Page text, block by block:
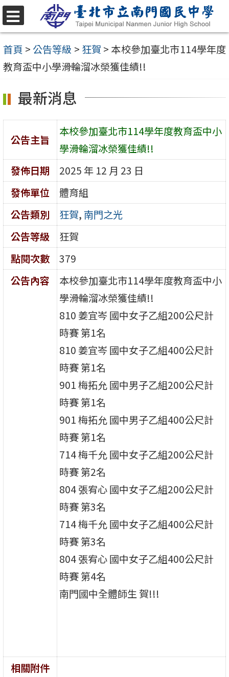
跳
至
主
要
容
選
單
首頁 > 公告等級 > 狂賀 > 本校參加臺北市114學年度
教育盃中小學滑輪溜冰榮獲佳績!!
最新消息
公告主旨
本校參加臺北市114學年度教育盃中小
學滑輪溜冰榮獲佳績!!
發佈日期
2025 年 12 月 23 日
發佈單位
體育組
公告類別
狂賀,南門之光
公告等級
狂賀
點閱次數
379
公告內容
本校參加臺北市114學年度教育盃中小
學滑輪溜冰榮獲佳績!!
810 姜宜岑 國中女子乙組200公尺計
時賽 第1名
810 姜宜岑 國中女子乙組400公尺計
時賽 第1名
901 梅拓允 國中男子乙組200公尺計
時賽 第1名
901 梅拓允 國中男子乙組400公尺計
時賽 第1名
714 梅千允 國中女子乙組200公尺計
時賽 第2名
804 張宥心 國中女子乙組200公尺計
時賽 第3名
714 梅千允 國中女子乙組400公尺計
時賽 第3名
804 張宥心 國中女子乙組400公尺計
時賽 第4名
南門國中全體師生 賀!!!
相關附件